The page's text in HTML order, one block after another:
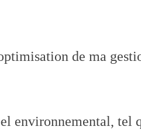
de ma
environnemental, tel